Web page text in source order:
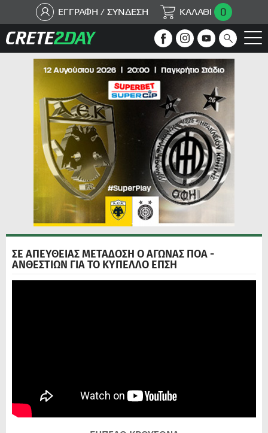
ΕΓΓΡΑΦΗ / ΣΥΝΔΕΣΗ ΚΑΛΑΘΙ 0
ΣΕ ΑΠΕΥΘΕΙΑΣ ΜΕΤΑΔΟΣΗ Ο ΑΓΩΝΑΣ ΠΟΑ -
ΑΝΘΕΣΤΙΩΝ ΓΙΑ ΤΟ ΚΥΠΕΛΛΟ ΕΠΣΗ